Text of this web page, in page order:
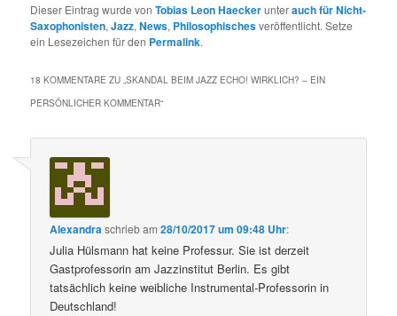
Dieser Eintrag wurde vonTobias Leon Haeckerunterauch für Nicht-
Saxophonisten,Jazz,News, Philosophischesveröffentlicht. Setze
ein Lesezeichen für den Permalink.
18 KOMMENTARE ZU „SKANDAL BEIM JAZZ ECHO! WIRKLICH? – EIN
PERSÖNLICHER KOMMENTAR“
Alexandraschriebam28/10/2017 um 09:48 Uhr:
Julia Hülsmann hat keine Professur. Sie ist derzeit
Gastprofessorin am Jazzinstitut Berlin. Es gibt
tatsächlich keine weibliche Instrumental-Professorin in
Deutschland!